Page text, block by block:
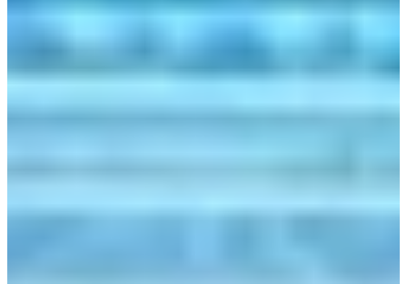
gloednieuwe houtlook parallelle eilandkeuken met een hoge
Kijkje in de keuken van familie de Jong
waren. We zijn dus eerst naar de keukenzaak in België geweest